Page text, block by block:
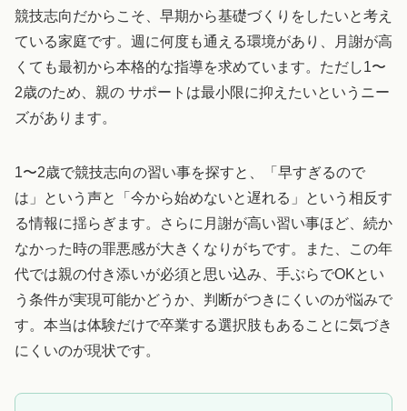
競技志向だからこそ、早期から基礎づくりをしたいと考え
ている家庭です。週に何度も通える環境があり、月謝が高
くても最初から本格的な指導を求めています。ただし1〜
2歳のため、親の サポートは最小限に抑えたいというニー
ズがあります。
1〜2歳で競技志向の習い事を探すと、「早すぎるので
は」という声と「今から始めないと遅れる」という相反す
る情報に揺らぎます。さらに月謝が高い習い事ほど、続か
なかった時の罪悪感が大きくなりがちです。また、この年
代では親の付き添いが必須と思い込み、手ぶらでOKとい
う条件が実現可能かどうか、判断がつきにくいのが悩みで
す。本当は体験だけで卒業する選択肢もあることに気づき
にくいのが現状です。